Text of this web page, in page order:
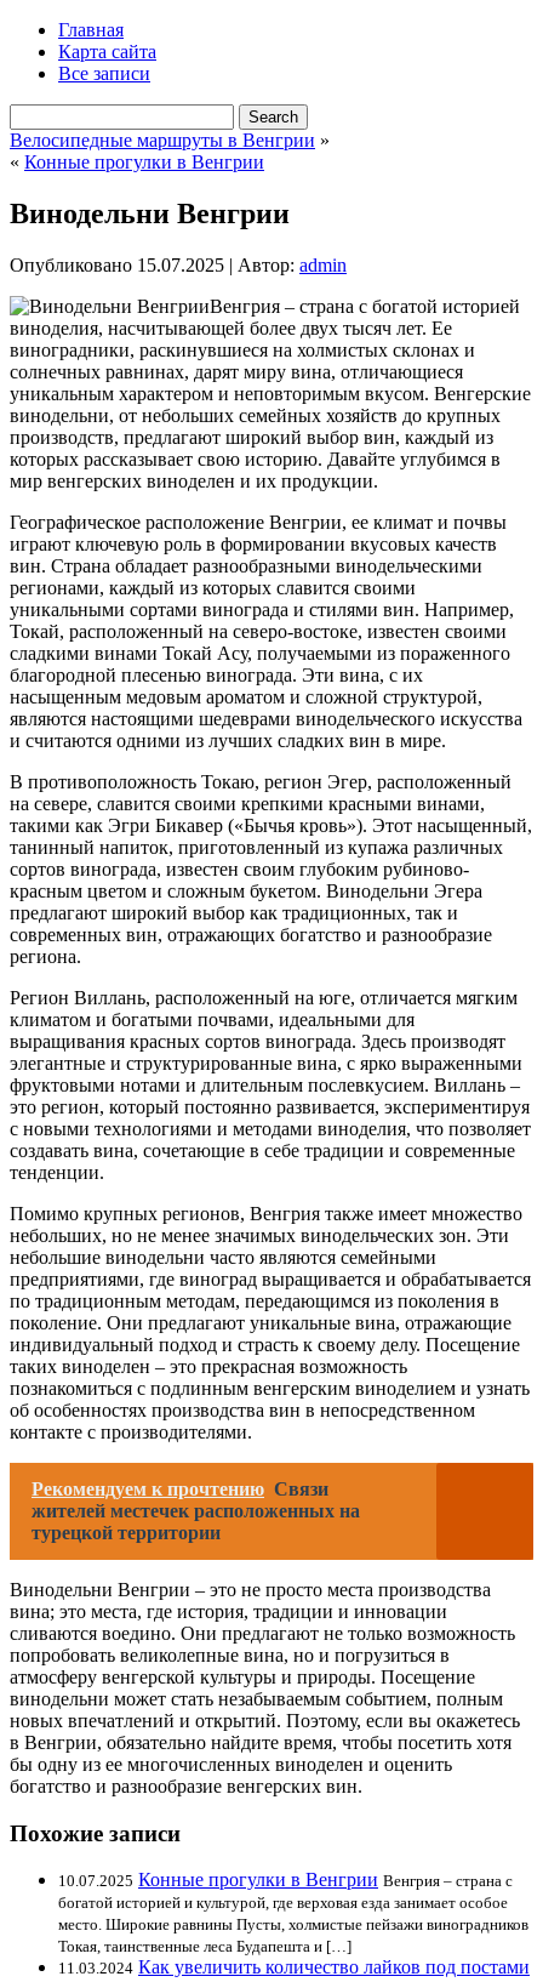
Главная
Карта сайта
Все записи
Велосипедные маршруты в Венгрии »
« Конные прогулки в Венгрии
Винодельни Венгрии
Опубликовано 15.07.2025 | Автор: admin
Венгрия – страна с богатой историей
виноделия, насчитывающей более двух тысяч лет. Ее
виноградники, раскинувшиеся на холмистых склонах и
солнечных равнинах, дарят миру вина, отличающиеся
уникальным характером и неповторимым вкусом. Венгерские
винодельни, от небольших семейных хозяйств до крупных
производств, предлагают широкий выбор вин, каждый из
которых рассказывает свою историю. Давайте углубимся в
мир венгерских виноделен и их продукции.
Географическое расположение Венгрии, ее климат и почвы
играют ключевую роль в формировании вкусовых качеств
вин. Страна обладает разнообразными винодельческими
регионами, каждый из которых славится своими
уникальными сортами винограда и стилями вин. Например,
Токай, расположенный на северо-востоке, известен своими
сладкими винами Токай Асу, получаемыми из пораженного
благородной плесенью винограда. Эти вина, с их
насыщенным медовым ароматом и сложной структурой,
являются настоящими шедеврами винодельческого искусства
и считаются одними из лучших сладких вин в мире.
В противоположность Токаю, регион Эгер, расположенный
на севере, славится своими крепкими красными винами,
такими как Эгри Бикавер («Бычья кровь»). Этот насыщенный,
танинный напиток, приготовленный из купажа различных
сортов винограда, известен своим глубоким рубиново-
красным цветом и сложным букетом. Винодельни Эгера
предлагают широкий выбор как традиционных, так и
современных вин, отражающих богатство и разнообразие
региона.
Регион Виллань, расположенный на юге, отличается мягким
климатом и богатыми почвами, идеальными для
выращивания красных сортов винограда. Здесь производят
элегантные и структурированные вина, с ярко выраженными
фруктовыми нотами и длительным послевкусием. Виллань –
это регион, который постоянно развивается, экспериментируя
с новыми технологиями и методами виноделия, что позволяет
создавать вина, сочетающие в себе традиции и современные
тенденции.
Помимо крупных регионов, Венгрия также имеет множество
небольших, но не менее значимых винодельческих зон. Эти
небольшие винодельни часто являются семейными
предприятиями, где виноград выращивается и обрабатывается
по традиционным методам, передающимся из поколения в
поколение. Они предлагают уникальные вина, отражающие
индивидуальный подход и страсть к своему делу. Посещение
таких виноделен – это прекрасная возможность
познакомиться с подлинным венгерским виноделием и узнать
об особенностях производства вин в непосредственном
контакте с производителями.
Рекомендуем к прочтению Связи
жителей местечек расположенных на
турецкой территории
Винодельни Венгрии – это не просто места производства
вина; это места, где история, традиции и инновации
сливаются воедино. Они предлагают не только возможность
попробовать великолепные вина, но и погрузиться в
атмосферу венгерской культуры и природы. Посещение
винодельни может стать незабываемым событием, полным
новых впечатлений и открытий. Поэтому, если вы окажетесь
в Венгрии, обязательно найдите время, чтобы посетить хотя
бы одну из ее многочисленных виноделен и оценить
богатство и разнообразие венгерских вин.
Похожие записи
10.07.2025 Конные прогулки в Венгрии Венгрия – страна с
богатой историей и культурой, где верховая езда занимает особое
место. Широкие равнины Пусты, холмистые пейзажи виноградников
Токая, таинственные леса Будапешта и […]
11.03.2024 Как увеличить количество лайков под постами